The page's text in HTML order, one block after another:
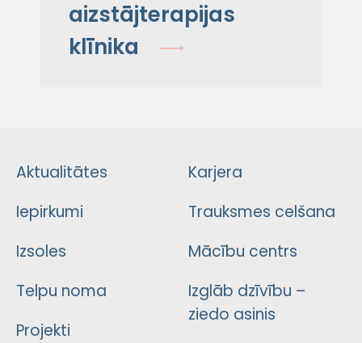
aizstājterapijas
klīnika
Aktualitātes
Iepirkumi
Izsoles
Telpu noma
Projekti
Karjera
Trauksmes celšana
Mācību centrs
Izglāb dzīvību –
ziedo asinis